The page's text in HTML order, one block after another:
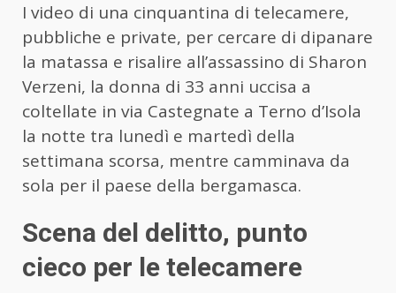
I video di una cinquantina di telecamere,
pubbliche e private, per cercare di dipanare
la matassa e risalire all’assassino di Sharon
Verzeni, la donna di 33 anni uccisa a
coltellate in via Castegnate a Terno d’Isola
la notte tra lunedì e martedì della
settimana scorsa, mentre camminava da
sola per il paese della bergamasca.
Scena del delitto, punto
cieco per le telecamere